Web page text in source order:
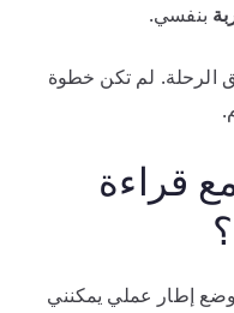
بنفسي.
الرحلة. لم تكن خطوة
قراءة
وضع إطار عملي يمكنني